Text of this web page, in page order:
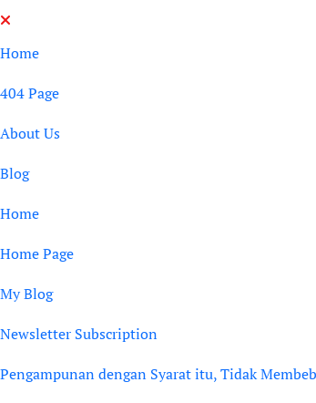
Skip
to
Home
404 Page
About Us
Blog
Home
Home Page
My Blog
Newsletter Subscription
Pengampunan dengan Syarat itu, Tidak